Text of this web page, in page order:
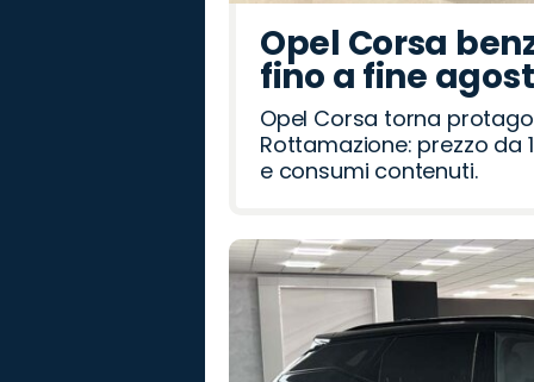
Opel Corsa
fino a fine
Opel Corsa torna
Rottamazione: prezzo da
e consumi contenuti.